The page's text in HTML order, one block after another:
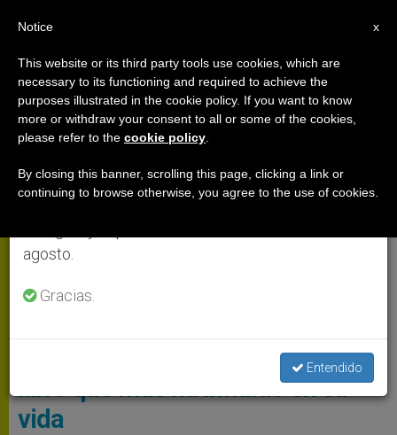
PAPA LEÓN XIV
Prólogo Del Papa A La Nueva Edición De «La Práctica De La
Este es el prólogo de León XIV al
libro que más ha influido en su
vida
×
Aviso importante
Del 27 de julio al 7 de agosto haremos la pausa
anual, aprovechando que en el periodo de verano
se generan menos informaciones y también el
agosto.
Gracias.
Entendido
x
Notice
This website or its third party tools use cookies, which are
necessary to its functioning and required to achieve the
purposes illustrated in the cookie policy. If you want to know
more or withdraw your consent to all or some of the cookies,
please refer to the cookie policy
By closing this banner, scrolling this page, clicking a link or
continuing to browse otherwise, you agree to the use of cookies.